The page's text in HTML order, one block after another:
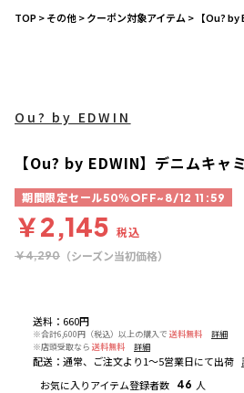
TOP>その他>クーポン対象アイテム > 【Ou?
送料 ： 660円
※合計6,600円（税込）以上の購入で 送料無料
詳細
※店頭受取なら 送料無料 詳細
配送 ： 通常、ご注文より1～5営業日にて出荷
お気に入りアイテム登録者数 46 人
Ou? by EDWIN
【Ou? by EDWIN】デニムキャ
期間限定セール50％OFF~8/12 11:59
￥2,145 税込
￥4,290 （シーズン当初価格）